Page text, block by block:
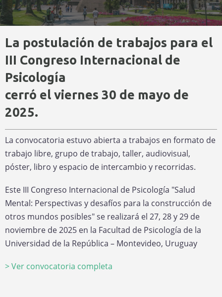
La postulación de trabajos para el
III Congreso Internacional de
Psicología
cerró el viernes 30 de mayo de
2025.
La convocatoria estuvo abierta a trabajos en formato de
trabajo libre, grupo de trabajo, taller, audiovisual,
póster, libro y espacio de intercambio y recorridas.
Este III Congreso Internacional de Psicología "Salud
Mental: Perspectivas y desafíos para la construcción de
otros mundos posibles" se realizará el 27, 28 y 29 de
noviembre de 2025 en la Facultad de Psicología de la
Universidad de la República – Montevideo, Uruguay
> Ver convocatoria completa